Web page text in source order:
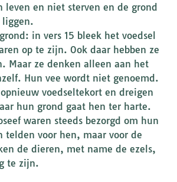
leven en niet sterven en de grond
in vers 15 bleek het voedsel
op te zijn. Ook daar hebben ze
Maar ze denken alleen aan het
Hun vee wordt niet genoemd.
voedseltekort en dreigen
hun grond gaat hen ter harte.
waren steeds bezorgd om hun
telden voor hen, maar voor de
de dieren, met name de ezels,
te zijn.